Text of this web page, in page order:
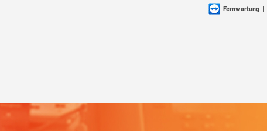
Fernwartung |